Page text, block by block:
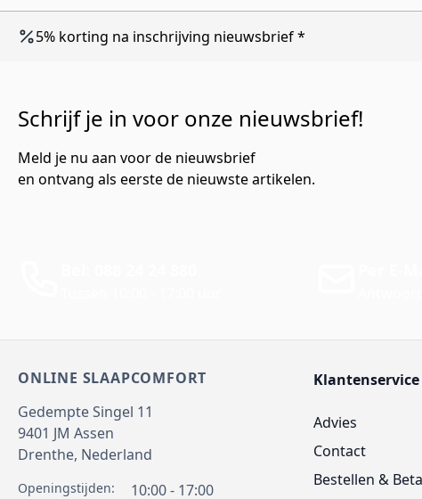
5% korting na inschrijving nieuwsbrief *
Schrijf je in voor onze nieuwsbrief!
Meld je nu aan voor de nieuwsbrief
en ontvang als eerste de nieuwste artikelen.
ONLINE SLAAPCOMFORT
Gedempte Singel 11
9401 JM Assen
Drenthe, Nederland
Openingstijden: 10:00 - 17:00
Klantenservice
Advies
Contact
Bestellen &